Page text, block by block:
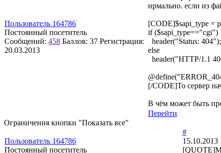
Пользователь 164786
Постоянный посетитель
Сообщений: 458 Баллов: 37 Регистрация:
20.03.2013
нрмально. если из
[CODE]$sapi_type =
if ($sapi_type=="cgi")
header("Status: 404");
else
header("HTTP/1.1
[/CODE]То сервер
В чём может быть
Перейти
Ограничения кнопки "Показать все"
Пользователь 164786
Постоянный посетитель
#
15.10.2013